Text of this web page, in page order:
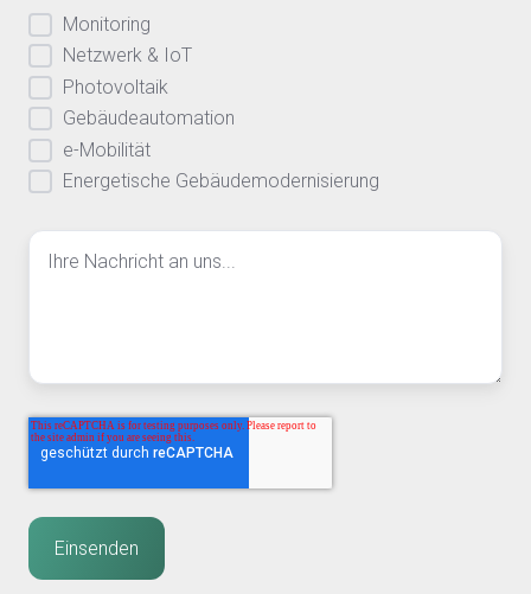
Monitoring
Netzwerk & IoT
Photovoltaik
Gebäudeautomation
e-Mobilität
Energetische Gebäudemodernisierung